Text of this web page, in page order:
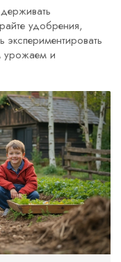
удобрения,
урожаем и